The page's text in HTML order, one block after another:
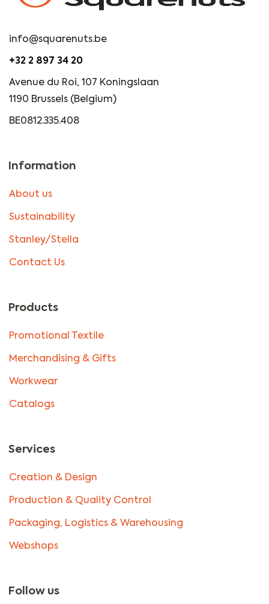
info@squarenuts.be
+32 2 897 34 20
Avenue du Roi, 107 Koningslaan
1190 Brussels (Belgium)
BE0812.335.408
Information
About us
Sustainability
Stanley/Stella
Contact Us
Products
Promotional Textile
Merchandising & Gifts
Workwear
Catalogs
Services
Creation & Design
Production & Quality Control
Packaging, Logistics & Warehousing
Webshops
Follow us